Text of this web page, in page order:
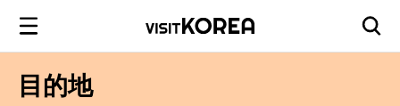
目的地